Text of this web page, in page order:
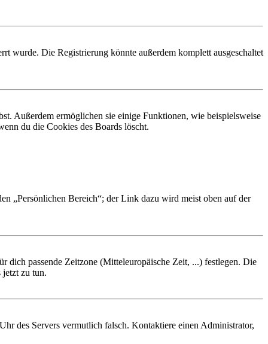
wurde. Die Registrierung könnte außerdem komplett ausgeschaltet
Außerdem ermöglichen sie einige Funktionen, wie beispielsweise
du die Cookies des Boards löscht.
„Persönlichen Bereich“; der Link dazu wird meist oben auf der
dich passende Zeitzone (Mitteleuropäische Zeit, ...) festlegen. Die
jetzt zu tun.
des Servers vermutlich falsch. Kontaktiere einen Administrator,